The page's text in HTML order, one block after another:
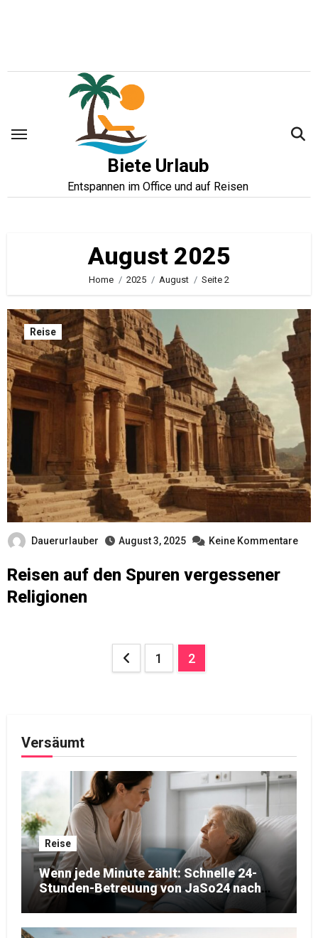
Biete Urlaub
Entspannen im Office und auf Reisen
August 2025
Home 2025 August Seite 2
Reise
Dauerurlauber August 3, 2025 Keine Kommentare
Reisen auf den Spuren vergessener
Religionen
Seitennummerierung
1 2
Versäumt
Reise
Wenn jede Minute zählt: Schnelle 24-
Stunden-Betreuung von JaSo24 nach
dem Krankenhausaufenthalt